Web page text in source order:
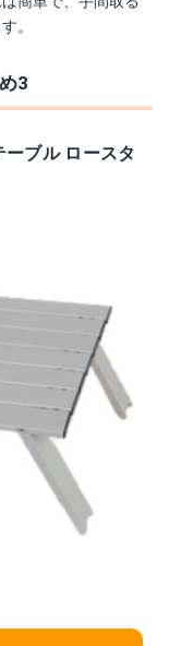
。
3
ブル ロースタ